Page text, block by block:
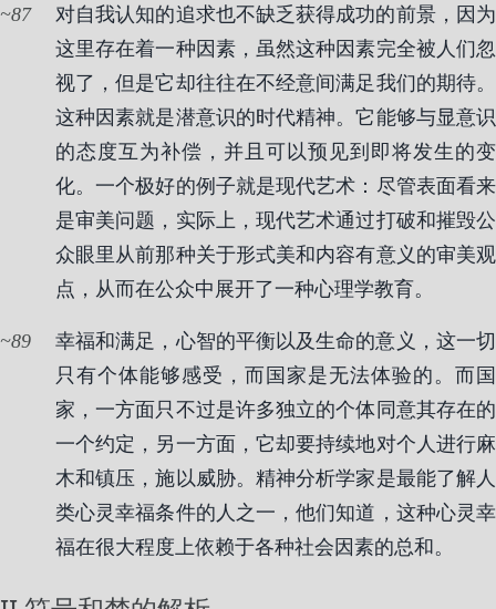
87
对自我认知的追求也不缺乏获得成功的前景，因为
这里存在着一种因素，虽然这种因素完全被人们忽
视了，但是它却往往在不经意间满足我们的期待。
这种因素就是潜意识的时代精神。它能够与显意识
的态度互为补偿，并且可以预见到即将发生的变
化。一个极好的例子就是现代艺术：尽管表面看来
是审美问题，实际上，现代艺术通过打破和摧毁公
众眼里从前那种关于形式美和内容有意义的审美观
点，从而在公众中展开了一种心理学教育。
89
幸福和满足，心智的平衡以及生命的意义，这一切
只有个体能够感受，而国家是无法体验的。而国
家，一方面只不过是许多独立的个体同意其存在的
一个约定，另一方面，它却要持续地对个人进行麻
木和镇压，施以威胁。精神分析学家是最能了解人
类心灵幸福条件的人之一，他们知道，这种心灵幸
福在很大程度上依赖于各种社会因素的总和。